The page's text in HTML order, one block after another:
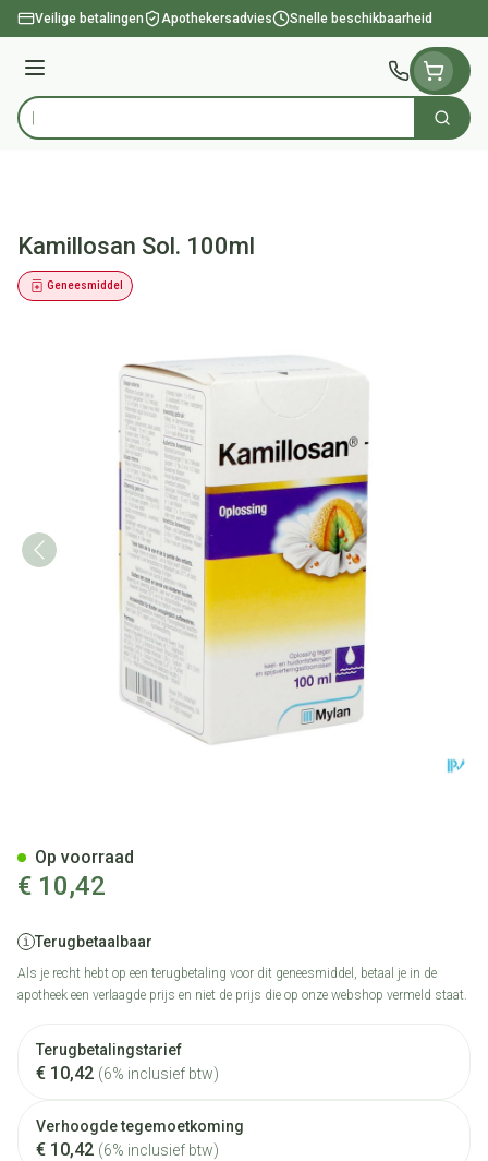
Ga naar de inhoud
Veilige betalingen Apothekersadvies Snelle beschikbaarheid
Menu
Product, merk, categorie... Zoek
Kamillosan Sol. 100ml
Geneesmiddel
€ 10,42
Terugbetaalbaar
Als je recht hebt op een terugbetaling voor dit geneesmiddel, betaal je in de
apotheek een verlaagde prijs en niet de prijs die op onze webshop vermeld staat.
Terugbetalingstarief
€ 10,42 (6% inclusief btw)
Verhoogde tegemoetkoming
€ 10,42 (6% inclusief btw)
Op voorraad